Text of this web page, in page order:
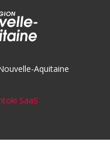
Aquitaine
SaaS